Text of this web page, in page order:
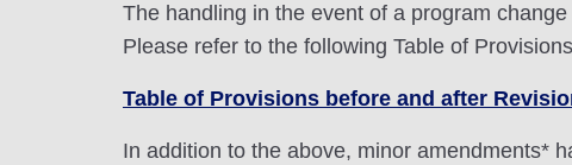
The handling in the event of a program
Please refer to the following Table of
Table of Provisions before and after
In addition to the above, minor amendments*